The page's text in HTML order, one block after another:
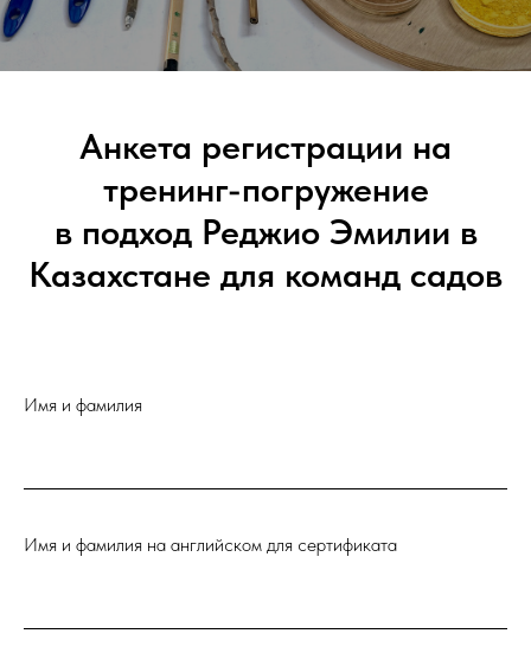
Анкета регистрации на
тренинг-погружение
в подход Реджио Эмилии в
Казахстане для команд садов
Имя и фамилия
Имя и фамилия на английском для сертификата